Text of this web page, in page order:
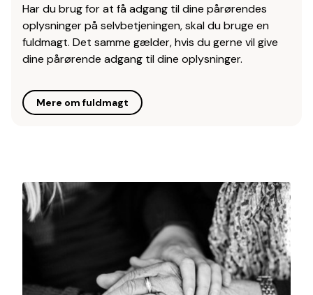
Har du brug for at få adgang til dine pårørendes
oplysninger på selvbetjeningen, skal du bruge en
fuldmagt. Det samme gælder, hvis du gerne vil give
dine pårørende adgang til dine oplysninger.
Mere om fuldmagt